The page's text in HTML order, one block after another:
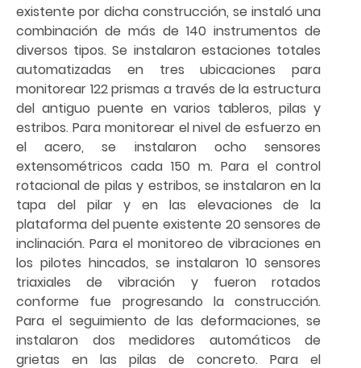
existente por dicha construcción, se instaló una
combinación de más de 140 instrumentos de
diversos tipos. Se instalaron estaciones totales
automatizadas en tres ubicaciones para
monitorear 122 prismas a través de la estructura
del antiguo puente en varios tableros, pilas y
estribos. Para monitorear el nivel de esfuerzo en
el acero, se instalaron ocho sensores
extensométricos cada 150 m. Para el control
rotacional de pilas y estribos, se instalaron en la
tapa del pilar y en las elevaciones de la
plataforma del puente existente 20 sensores de
inclinación. Para el monitoreo de vibraciones en
los pilotes hincados, se instalaron 10 sensores
triaxiales de vibración y fueron rotados
conforme fue progresando la construcción.
Para el seguimiento de las deformaciones, se
instalaron dos medidores automáticos de
grietas en las pilas de concreto. Para el